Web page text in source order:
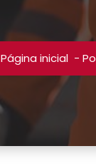
Página inicial -